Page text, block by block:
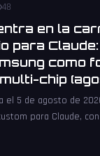
48
en la
para
como
chip
el 5 de agosto de
para Claude,